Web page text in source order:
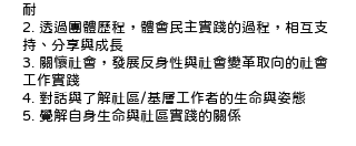
耐
2. 透過團體歷程，體會民主實踐的過程，相互支
持、分享與成長
3. 關懷社會，發展反身性與社會變革取向的社會
工作實踐
4. 對話與了解社區/基層工作者的生命與姿態
5. 覺解自身生命與社區實踐的關係